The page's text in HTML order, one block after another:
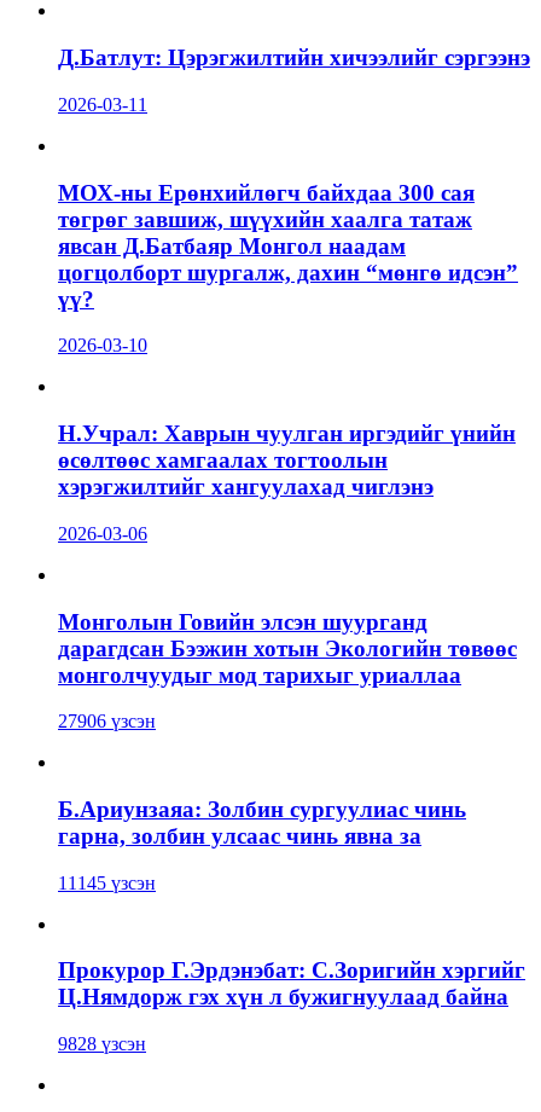
Д.Батлут: Цэрэгжилтийн хичээлийг сэргээнэ
2026-03-11
МОХ-ны Ерөнхийлөгч байхдаа 300 сая
төгрөг завшиж, шүүхийн хаалга татаж
явсан Д.Батбаяр Монгол наадам
цогцолборт шургалж, дахин “мөнгө идсэн”
үү?
2026-03-10
Н.Учрал: Хаврын чуулган иргэдийг үнийн
өсөлтөөс хамгаалах тогтоолын
хэрэгжилтийг хангуулахад чиглэнэ
2026-03-06
Монголын Говийн элсэн шуурганд
дарагдсан Бээжин хотын Экологийн төвөөс
монголчуудыг мод тарихыг уриаллаа
27906 үзсэн
Б.Ариунзаяа: Золбин сургуулиас чинь
гарна, золбин улсаас чинь явна за
11145 үзсэн
Прокурор Г.Эрдэнэбат: С.Зоригийн хэргийг
Ц.Нямдорж гэх хүн л бужигнуулаад байна
9828 үзсэн